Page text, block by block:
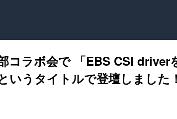
コラボ会で 「EBS CSI
うタイトルで登壇しました！